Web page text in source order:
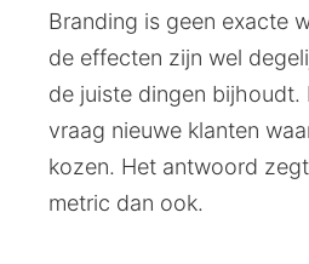
Branding is geen exacte
de effecten zijn wel
de juiste dingen bijhoudt.
vraag nieuwe klanten
kozen. Het antwoord
metric dan ook.